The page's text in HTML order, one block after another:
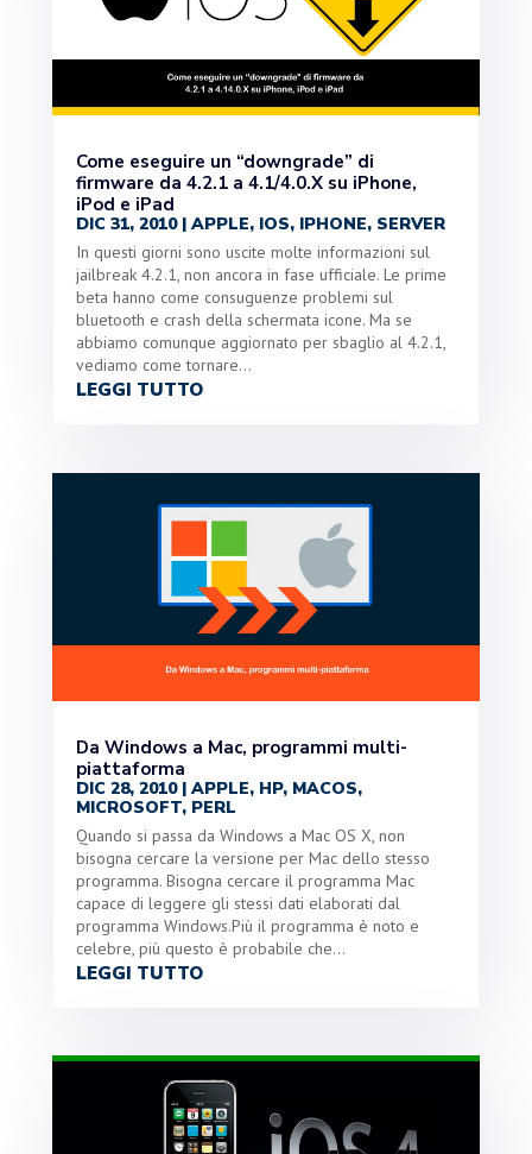
Come eseguire un “downgrade” di
firmware da 4.2.1 a 4.1/4.0.X su iPhone,
iPod e iPad
DIC 31, 2010|APPLE, IOS, IPHONE, SERVER
In questi giorni sono uscite molte informazioni sul
jailbreak 4.2.1, non ancora in fase ufficiale. Le prime
beta hanno come consuguenze problemi sul
bluetooth e crash della schermata icone. Ma se
abbiamo comunque aggiornato per sbaglio al 4.2.1,
vediamo come tornare...
LEGGI TUTTO
Da Windows a Mac, programmi multi-
piattaforma
DIC 28, 2010|APPLE, HP, MACOS,
MICROSOFT, PERL
Quando si passa da Windows a Mac OS X, non
bisogna cercare la versione per Mac dello stesso
programma. Bisogna cercare il programma Mac
capace di leggere gli stessi dati elaborati dal
programma Windows.Più il programma è noto e
celebre, più questo è probabile che...
LEGGI TUTTO